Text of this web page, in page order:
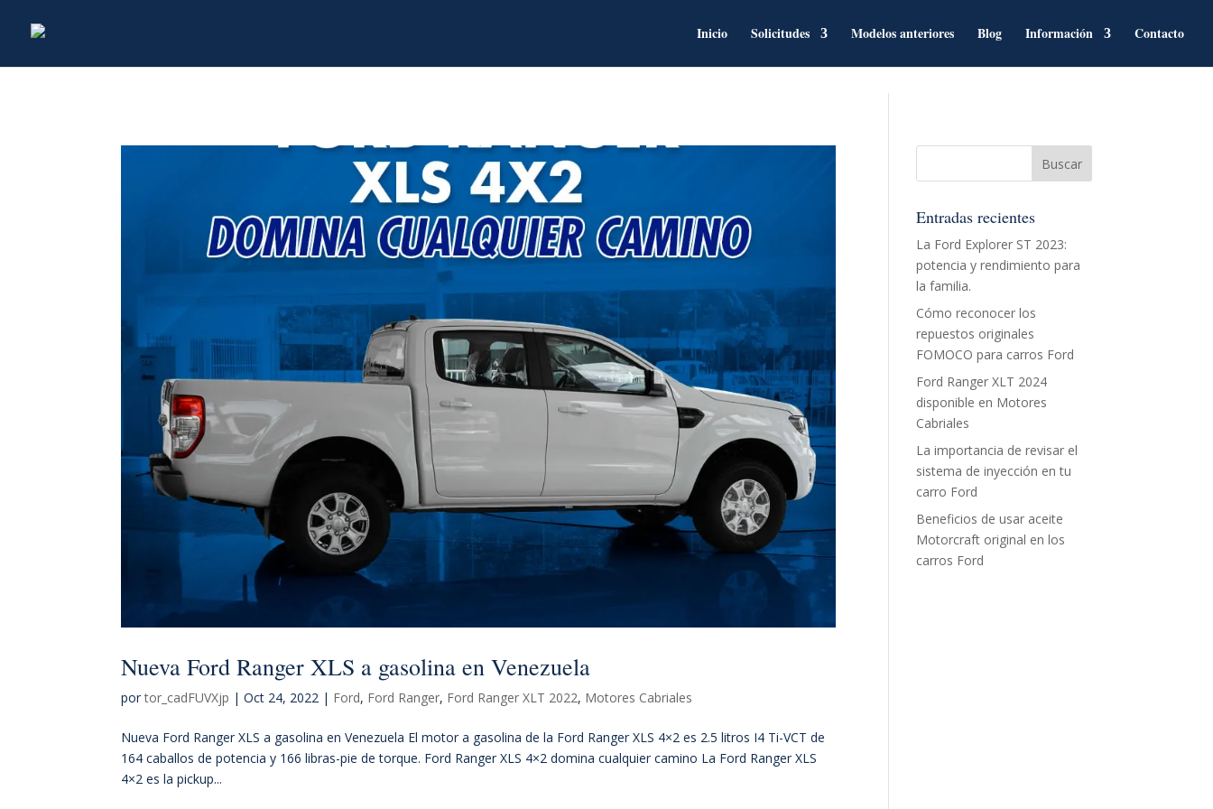
Inicio Solicitudes Modelos anteriores Blog Información Contacto
Nueva Ford Ranger XLS a gasolina en Venezuela
portor_cadFUVXjp |Oct 24, 2022 | Ford, Ford Ranger, Ford Ranger XLT 2022, Motores Cabriales
Nueva Ford Ranger XLS a gasolina en Venezuela El motor a gasolina de la Ford Ranger XLS 4×2 es 2.5 litros I4 Ti-VCT de
164 caballos de potencia y 166 libras-pie de torque. Ford Ranger XLS 4×2 domina cualquier camino La Ford Ranger XLS
4×2 es la pickup...
Entradas recientes
La Ford Explorer ST 2023:
potencia y rendimiento para
la familia.
Cómo reconocer los
repuestos originales
FOMOCO para carros Ford
Ford Ranger XLT 2024
disponible en Motores
Cabriales
La importancia de revisar el
sistema de inyección en tu
carro Ford
Beneficios de usar aceite
Motorcraft original en los
carros Ford